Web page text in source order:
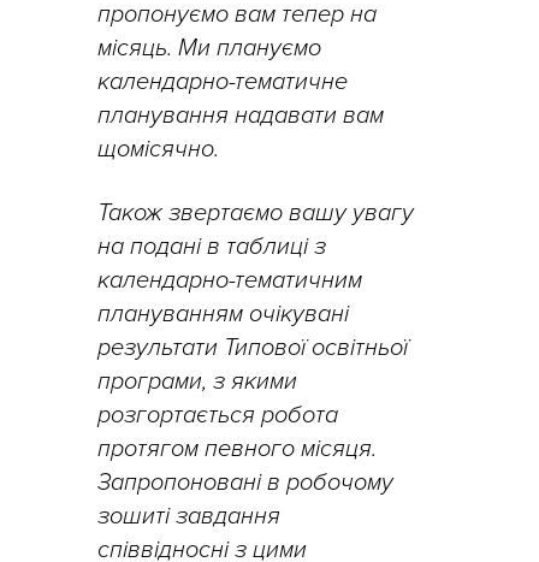
пропонуємо вам тепер на
місяць. Ми плануємо
календарно-тематичне
планування надавати вам
щомісячно.
Також звертаємо вашу увагу
на подані в таблиці з
календарно-тематичним
плануванням очікувані
результати Типової освітньої
програми, з якими
розгортається робота
протягом певного місяця.
Запропоновані в робочому
зошиті завдання
співвідносні з цими